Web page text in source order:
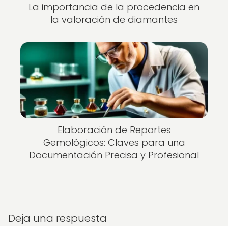
La importancia de la procedencia en
la valoración de diamantes
Elaboración de Reportes
Gemológicos: Claves para una
Documentación Precisa y Profesional
Deja una respuesta